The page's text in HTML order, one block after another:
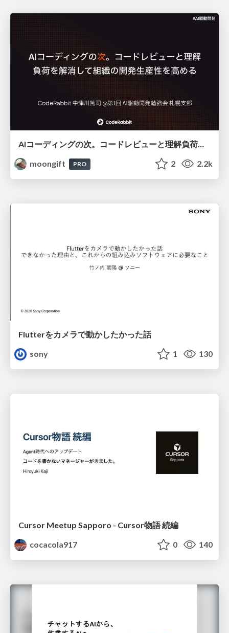
AIコーディングの次。コードレビューと理解負荷を解消して組織の開発生産性を高める
moongift
PRO 2 2.2k
Flutterをカメラで動かしたかった話
sony
1 130
Cursor Meetup Sapporo - Cursor物語 続編
cocacola917
0 140